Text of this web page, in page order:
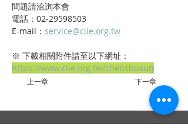
問題請洽詢本會
電話：02-29598503
E-mail： service@ciie.org.tw
※ 下載相關附件請至以下網址：
https://www.ciie.org.tw/chenshuxun
上一章 下一章